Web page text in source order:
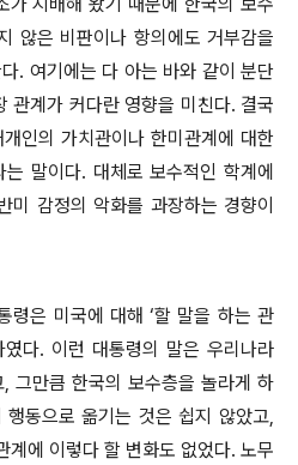
않은 비판이나 항의에도 거부감을
. 여기에는 다 아는 바와 같이 분단
관계가 커다란 영향을 미친다. 결국
인의 가치관이나 한미관계에 대한
말이다. 대체로 보수적인 학계에
미 감정의 악화를 과장하는 경향이
령은 미국에 대해 ‘할 말을 하는 관
였다. 이런 대통령의 말은 우리나라
그만큼 한국의 보수층을 놀라게 하
동으로 옮기는 것은 쉽지 않았고,
계에 이렇다 할 변화도 없었다. 노무